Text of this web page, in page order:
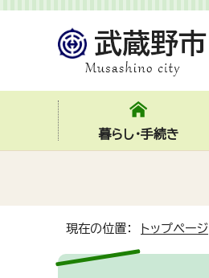
暮らし・手続き
現在の位置： トップページ